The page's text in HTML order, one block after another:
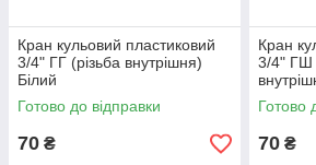
Кран кульовий пластиковий
3/4" ГГ (різьба внутрішня)
Білий
Готово до відправки
70 ₴
Кран
3/4" ГШ
Готово
70 ₴